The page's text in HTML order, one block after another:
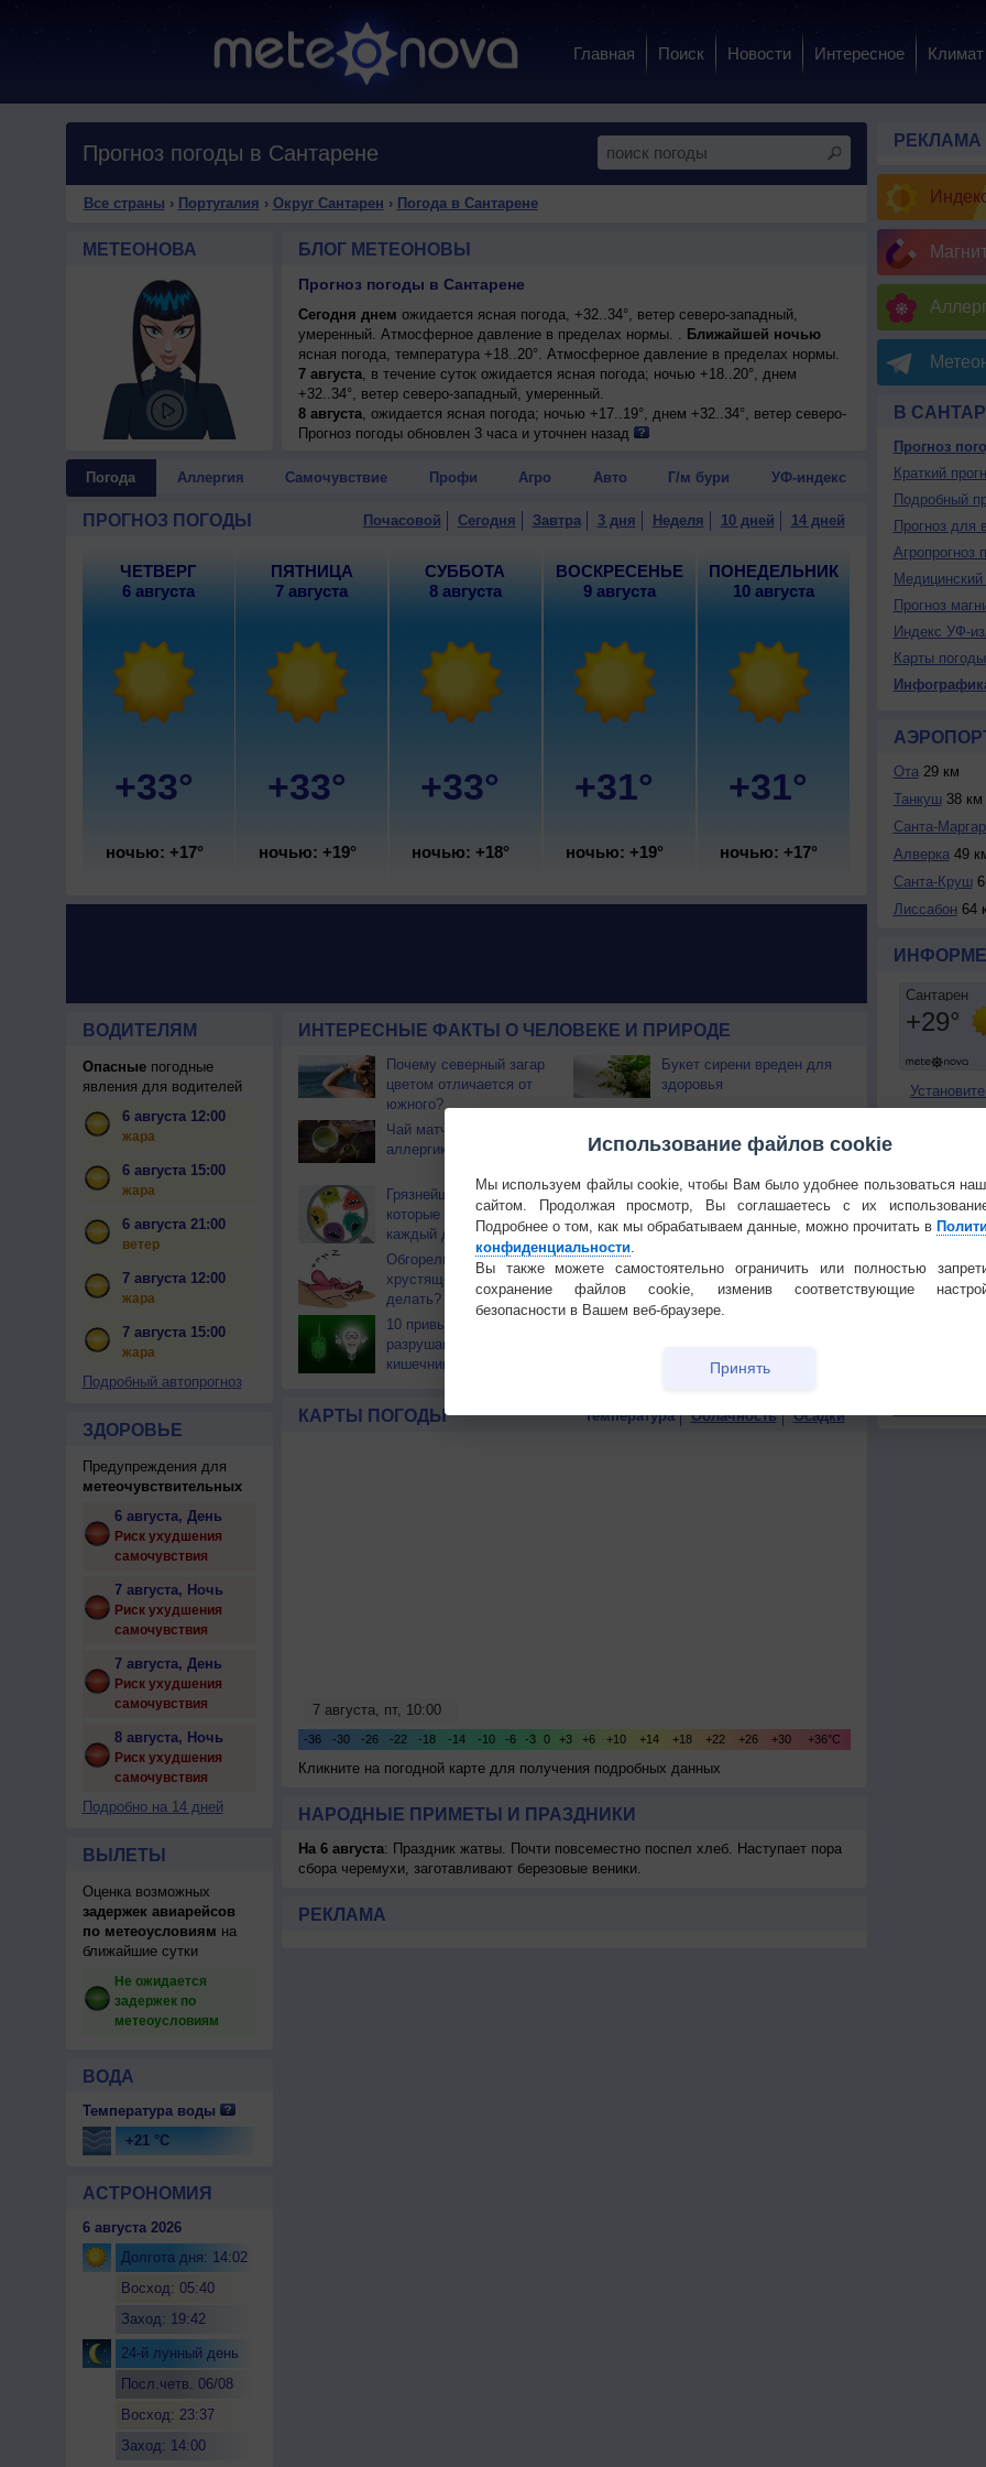
Главная Поиск Новости Интересное Климат
Прогноз погоды в Сантарене
Все страны › Португалия › Округ Сантарен › Погода в Сантарене
МЕТЕОНОВА БЛОГ МЕТЕОНОВЫ
Прогноз погоды в Сантарене
Сегодня днем ожидается ясная погода, +32..34°, ветер северо-западный,
умеренный. Атмосферное давление в пределах нормы. . Ближайшей ночью
ясная погода, температура +18..20°. Атмосферное давление в пределах нормы.
7 августа, в течение суток ожидается ясная погода; ночью +18..20°, днем
+32..34°, ветер северо-западный, умеренный.
8 августа, ожидается ясная погода; ночью +17..19°, днем +32..34°, ветер северо-
западный, умеренный.
+30..32°, ветер северо-западный, умеренный.
северо-западный, умеренный.
Прогноз погоды обновлен 3 часа и уточнен назад
Погода Аллергия Самочувствие Профи Агро Авто Г/м бури УФ-индекс
ПРОГНОЗ ПОГОДЫ Почасовой Сегодня Завтра 3 дня Неделя 10 дней 14 дней
ЧЕТВЕРГ
6 августа
+33°
ночью: +17°
ПЯТНИЦА
7 августа
+33°
ночью: +19°
СУББОТА
8 августа
+33°
ночью: +18°
ВОСКРЕСЕНЬЕ
9 августа
+31°
ночью: +19°
ПОНЕДЕЛЬНИК
10 августа
+31°
ночью: +17°
ВОДИТЕЛЯМ
Опасныепогодные
явления для водителей
6 августа 12:00
жара
6 августа 15:00
жара
6 августа 21:00
ветер
7 августа 12:00
жара
7 августа 15:00
жара
Подробный автопрогноз
ЗДОРОВЬЕ
Предупреждения для
метеочувствительных
6 августа, День
Риск ухудшения
самочувствия
7 августа, Ночь
Риск ухудшения
самочувствия
7 августа, День
Риск ухудшения
самочувствия
8 августа, Ночь
Риск ухудшения
самочувствия
Подробно на 14 дней
ВЫЛЕТЫ
Оценка возможных
задержек авиарейсов
по метеоусловиям на
ближайшие сутки
Не ожидается
задержек по
метеоусловиям
ВОДА
Температура воды
+21 °C
АСТРОНОМИЯ
6 августа 2026
Долгота дня: 14:02
Восход: 05:40
Заход: 19:42
24-й лунный день
Посл.четв. 06/08
Восход: 23:37
Заход: 14:00
ИНТЕРЕСНЫЕ ФАКТЫ О ЧЕЛОВЕКЕ И ПРИРОДЕ
Почему северный загар
цветом отличается от
южного?
Букет сирени вреден для
здоровья
Чай матча может помочь
аллергикам
возможно?
Грязнейшие вещи,
которые вы трогаете
каждый день
Действительно ли
комнатные растения
очищают воздух?
Обгорели на солнце до
хрустящей корочки? Что
делать?
сердца. Часть 2
10 привычек, которые
разрушают здоровье
кишечника. Часть 1
КАРТЫ ПОГОДЫ Температура Облачность Осадки
Кликните на погодной карте для получения подробных данных
НАРОДНЫЕ ПРИМЕТЫ И ПРАЗДНИКИ
На 6 августа: Праздник жатвы. Почти повсеместно поспел хлеб. Наступает пора
сбора черемухи, заготавливают березовые веники.
РЕКЛАМА
РЕКЛАМА
В
Прогноз
Краткий
Подробный
Прогноз для
Агропрогноз
Медицинский
Прогноз
Индекс УФ-
Карты погоды
Ота29 км
Танкуш38 км
Санта-
Алверка49
Санта-Круш
Лиссабон 64
Добавить в
Экпорт
Использование файлов cookie
Мы используем файлы cookie, чтобы Вам было удобнее пользоваться
сайтом. Продолжая просмотр, Вы соглашаетесь с их
Подробнее о том, как мы обрабатываем данные, можно прочитать в
конфиденциальности
Вы также можете самостоятельно ограничить или полностью
сохранение файлов cookie, изменив соответствующие
безопасности в Вашем веб-браузере.
Принять